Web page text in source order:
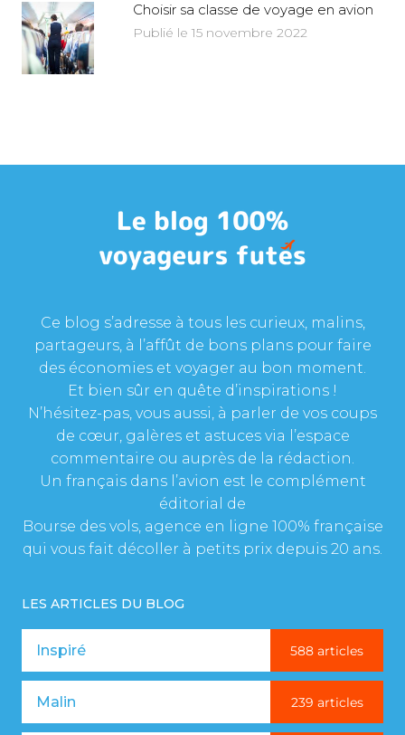
Choisir sa classe de voyage en avion
Publié le 15 novembre 2022
Ce blog s’adresse à tous les curieux, malins,
partageurs, à l’affût de bons plans pour faire
des économies et voyager au bon moment.
Et bien sûr en quête d’inspirations !
N’hésitez-pas, vous aussi, à parler de vos coups
de cœur, galères et astuces via l’espace
commentaire ou auprès de la rédaction.
Un français dans l’avion est le complément
éditorial de
Bourse des vols, agence en ligne 100% française
qui vous fait décoller à petits prix depuis 20 ans.
LES ARTICLES DU BLOG
Inspiré 588 articles
Malin 239 articles